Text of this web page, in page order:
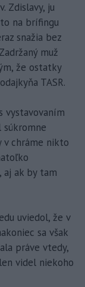
Zdislavy, ju
na brífingu
snažia bez
muž
že ostatky
TASR.
vystavovaním
súkromne
v chráme nikto
aj ak by tam
uviedol, že v
sa však
práve vtedy,
videl niekoho